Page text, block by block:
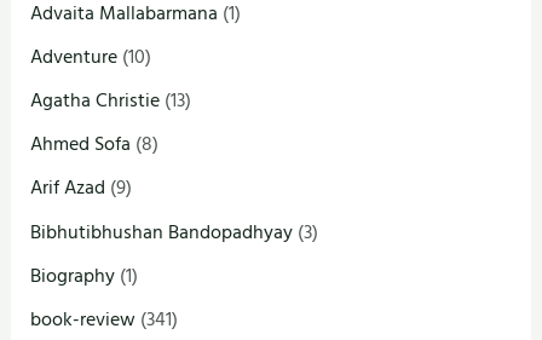
Advaita Mallabarmana (1)
Adventure(10)
Agatha Christie(13)
Ahmed Sofa (8)
Arif Azad (9)
Bibhutibhushan Bandopadhyay(3)
Biography(1)
book-review(341)